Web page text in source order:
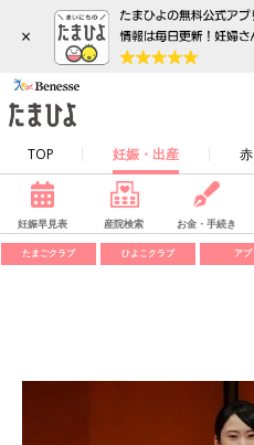
×
TOP 妊娠・出産
妊娠早見表 産院検索 お金・手続き
たまごクラブ ひよこクラブ アプ